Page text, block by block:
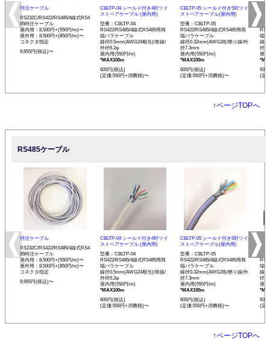
特注ケーブル
RS232C/RS422/RS485/4線式RS4
85特注ケーブル
屋内用：8,500円+(550円/m)〜
屋外用：8,500円+(850円/m)〜
コネクタ指定
9,955円(税込)〜
CBLTP-04 シールド付き4対ツイ
ストペアケーブル (屋内用)
型番：CBLTP-04
RS422/RS485/4線式RS485用両
端バラケーブル
線径0.5mm(AWG24相当)/単線/
外径6.2φ
屋内用(550円/m)
*MAX100m
605円(税込)
(定価:550円+消費税)〜
CBLTP-05 シールド付き5対ツイ
ストペアケーブル(屋内用)
型番：CBLTP-05
RS422/RS485/4線式RS485用両
端バラケーブル
線径0.32mm(AWG28)/撚り線/外
径7.3mm
屋内用(550円/m)
*MAX100m
605円(税込)
(定価:550円+消費税)〜
イ
端
線
径
屋
935
(定
↑ページTOPへ
RS485ケーブル
特注ケーブル
RS232C/RS422/RS485/4線式RS4
85特注ケーブル
屋内用：8,500円+(550円/m)〜
屋外用：8,500円+(850円/m)〜
コネクタ指定
9,955円(税込)〜
CBLTP-04 シールド付き4対ツイ
ストペアケーブル (屋内用)
型番：CBLTP-04
RS422/RS485/4線式RS485用両
端バラケーブル
線径0.5mm(AWG24相当)/単線/
外径6.2φ
屋内用(550円/m)
*MAX100m
605円(税込)
(定価:550円+消費税)〜
CBLTP-05 シールド付き5対ツイ
ストペアケーブル(屋内用)
型番：CBLTP-05
RS422/RS485/4線式RS485用両
端バラケーブル
線径0.32mm(AWG28)/撚り線/外
径7.3mm
屋内用(550円/m)
*MAX100m
605円(税込)
(定価:550円+消費税)〜
イ
端
線
径
屋
935
(定
↑ページTOPへ